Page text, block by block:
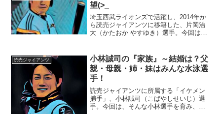
望(>_
埼玉西武ライオンズで活躍し、2014年か
ら読売ジャイアンツに移籍した、片岡治
大（かたおか やすゆき）選手。今回は、
30代も半ばに差し掛かろうとしている片
岡治大選手。2...
読売ジャイアンツ
小林誠司の『家族』～結婚は？父
親・母親・姉・妹はみんな水泳選
手！
読売ジャイアンツに所属する「イケメン
捕手」、小林誠司（こばやしせいじ）選
手。今回は、そんな小林選手を育み、支